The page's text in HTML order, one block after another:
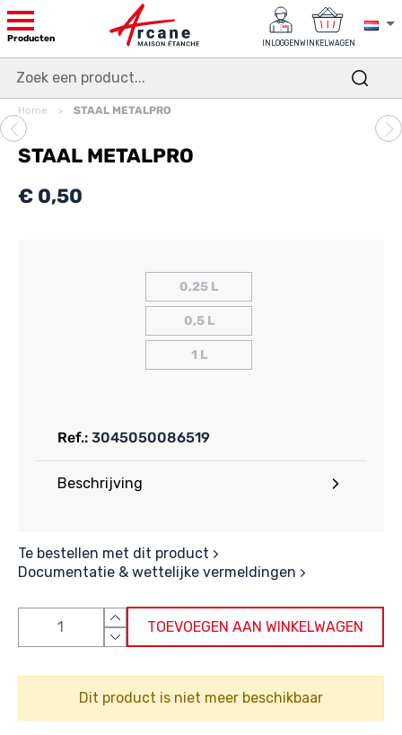
Producten INLOGGENWINKELWAGEN
Home STAAL METALPRO
STAAL METALPRO
€ 0,50
Ref.: 3045050086519
Beschrijving
Te bestellen met dit product
Documentatie & wettelijke vermeldingen
0,25 L
0,5 L
1 L
TOEVOEGEN AAN WINKELWAGEN
Dit product is niet meer beschikbaar